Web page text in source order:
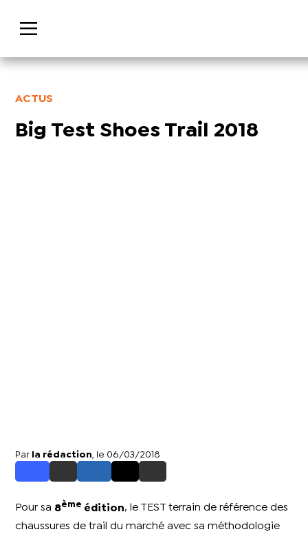
ACTUS
Big Test Shoes Trail 2018
Par la rédaction , le 06/03/2018
Pour sa 8ème édition, le TEST terrain de référence des
chaussures de trail du marché avec sa méthodologie